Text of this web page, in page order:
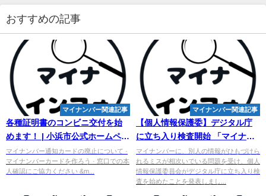
おすすめの記事
マイナンバー関連記事
各種証明書のコンビニ交付を始
めます！ | 小浜市公式ホームペー
ジ
マイナンバー通知カードの廃止について ·
マイナンバーカードを作ろう · 窓口での本
人確認にご協力ください &m...
マイナンバー関連記事
【個人情報保護委】デジタル庁
に立ち入り検査開始 「マイナン
バー問題」めぐり - YouTube
マイナンバーに、別人の情報がひもづけら
れるミスが相次いでいる問題を受け、個人
情報保護委員会がデジタル庁に立ち入り検
査を始めたことを発表しまし...